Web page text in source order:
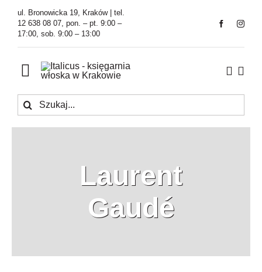
Przejdź
zawartości
ul. Bronowicka 19, Kraków | tel.
12 638 08 07, pon. – pt. 9:00 –
17:00, sob. 9:00 – 13:00
Toggle
Navigation
Księgarnia
Szukaj
Laurent
Gaudé